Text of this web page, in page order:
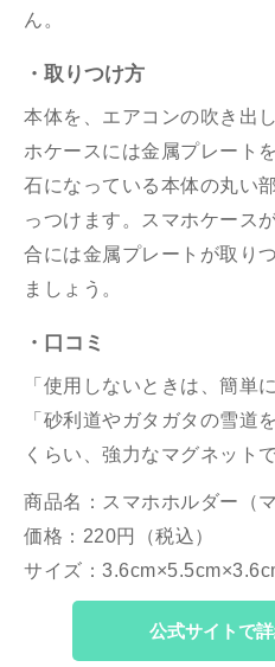
ん。
・取りつけ方
本体を、エアコンの吹き出
ホケースには金属プレート
石になっている本体の丸い
っつけます。スマホケース
合には金属プレートが取り
ましょう。
・口コミ
「使用しないときは、簡単
「砂利道やガタガタの雪道
くらい、強力なマグネットで
商品名：スマホホルダー（
価格：220円（税込）
サイズ：
公式サイトで